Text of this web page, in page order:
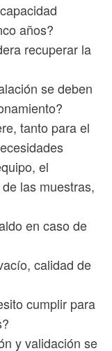
años?
recuperar la
se deben
tanto para el
el
las muestras,
en caso de
calidad de
cumplir para
y validación se